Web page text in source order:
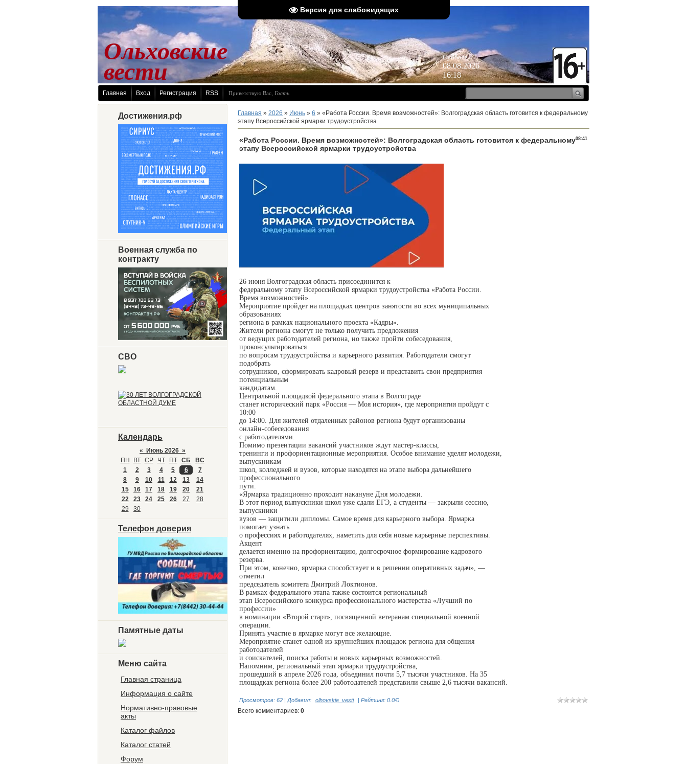
Версия для слабовидящих
Суббота
08.08.2026
16:18
Ольховские
вести
Главная Вход Регистрация RSS Приветствую Вас Гость
Достижения.рф
Военная служба по
контракту
СВО
Календарь
« Июнь 2026 »
ПН
ВТ СР ЧТ ПТ СБ
ВС
1
2 3 4 5 6
7
8
9 10 11 12 13
14
15
16 17 18 19 20
21
22
23 24 25 26 27
28
29
30
Телефон доверия
Памятные даты
Меню сайта
Главная страница
Информация о сайте
Нормативно-правовые
акты
Каталог файлов
Каталог статей
Форум
Главная » 2026 » Июнь » 6 » «Работа России. Время возможностей»: Волгоградская область готовится к федеральному
этапу Всероссийской ярмарки трудоустройства
08:41
«Работа России. Время возможностей»: Волгоградская область готовится к федеральному
этапу Всероссийской ярмарки трудоустройства
26 июня Волгоградская область присоединится к
федеральному этапу Всероссийской ярмарки трудоустройства «Работа России.
Время возможностей».
Мероприятие пройдет на площадках центров занятости во всех муниципальных
образованиях
региона в рамках национального проекта «Кадры».
Жители региона смогут не только получить предложения
от ведущих работодателей региона, но также пройти собеседования,
проконсультироваться
по вопросам трудоустройства и карьерного развития. Работодатели смогут
подобрать
сотрудников, сформировать кадровый резерв и представить свои предприятия
потенциальным
кандидатам.
Центральной площадкой федерального этапа в Волгограде
станет исторический парк «Россия — Моя история», где мероприятия пройдут с
10:00
до 14:00. Для жителей отдаленных районов региона будут организованы
онлайн-собеседования
с работодателями.
Помимо презентации вакансий участников ждут мастер-классы,
тренинги и профориентационные мероприятия. Особое внимание уделят молодежи,
выпускникам
школ, колледжей и вузов, которые находятся на этапе выбора дальнейшего
профессионального
пути.
«Ярмарка традиционно проходит накануне Дня молодежи.
В этот период выпускники школ уже сдали ЕГЭ, а студенты — закрыли сессию,
выпускники
вузов — защитили дипломы. Самое время для карьерного выбора. Ярмарка
помогает узнать
о профессиях и работодателях, наметить для себя новые карьерные перспективы.
Акцент
делается именно на профориентацию, долгосрочное формирование кадрового
резерва.
При этом, конечно, ярмарка способствует и в решении оперативных задач», —
отметил
председатель комитета Дмитрий Локтионов.
В рамках федерального этапа также состоится региональный
этап Всероссийского конкурса профессионального мастерства «Лучший по
профессии»
в номинации «Второй старт», посвященной ветеранам специальной военной
операции.
Принять участие в ярмарке могут все желающие.
Мероприятие станет одной из крупнейших площадок региона для общения
работодателей
и соискателей, поиска работы и новых карьерных возможностей.
Напомним, региональный этап ярмарки трудоустройства,
прошедший в апреле 2026 года, объединил почти 5,7 тысячи участников. На 35
площадках региона более 200 работодателей представили свыше 2,6 тысячи вакансий.
Просмотров: 62 | Добавил: olhovskie_vesti | Рейтинг: 0.0/0
Всего комментариев: 0